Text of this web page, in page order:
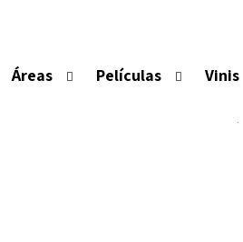
Áreas Películas Vinis
práticos e simultaneamente